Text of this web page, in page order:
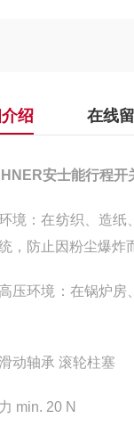
绍 在线
安士能行程开
境：在纺织、造纸
，防止因粉尘爆炸
压环境：在锅炉房
动轴承 滚轮柱塞
min. 20 N